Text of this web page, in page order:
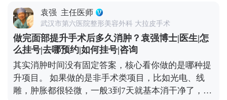
以说，想做拉皮，第一步也是最关键的一步，就是选
对正规医院和靠谱医生，这是降低风险的想知道更多
关于MCR复合提升术的问题，可以去官方媒体平台
（公众号、百家号、小红薯）预约面诊，详细了解。
核心。
少。 拉皮手术就不一样了，它不是只把表面皮肤拉紧
那么简单，核心是通过深层筋膜的剥离和提升，从根
儿上解决组织下垂的问题。正因为是深层调整，效果
才扎实，一般能维持8-10年。就像MCR复合提升术，
会在多个层次做复位固定，让下垂的组织在新的位置
上稳稳当当“扎根”，一次手术就能让你摆脱松弛困扰
挺久。这么算下来，从长远来看，性价比其实更高。
当然了，具体能维持多久，和个人体质、术后护理还
袁强 主任医师
武汉市第六医院整形美容外科 大拉皮手术
做完面部提升手术后多久消肿？袁强博士|医生|怎
么挂号|去哪预约|如何挂号|咨询
其实消肿时间没有固定答案，核心看你做的是哪种提
升项目。 如果做的是非手术类项目，比如光电、线
雕，肿胀都很轻微，一般3到7天就基本消干净了，最